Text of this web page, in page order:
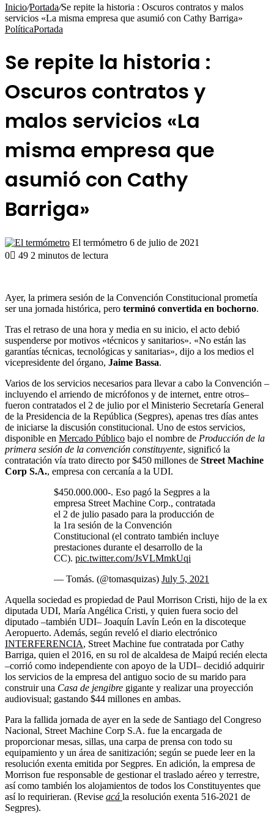
Inicio/Portada/Se repite la historia : Oscuros contratos y malos
servicios «La misma empresa que asumió con Cathy Barriga»
PolíticaPortada
Se repite la historia :
Oscuros contratos y
malos servicios «La
misma empresa que
asumió con Cathy
Barriga»
El termómetro Send
6 de julio de 2021
0
49 2 minutos de lectura
Ayer, la primera sesión de la Convención Constitucional prometía
ser una jornada histórica, pero terminó convertida en bochorno.
Tras el retraso de una hora y media en su inicio, el acto debió
suspenderse por motivos «técnicos y sanitarios». «No están las
garantías técnicas, tecnológicas y sanitarias», dijo a los medios el
vicepresidente del órgano, Jaime Bassa.
Varios de los servicios necesarios para llevar a cabo la Convención –
incluyendo el arriendo de micrófonos y de internet, entre otros–
fueron contratados el 2 de julio por el Ministerio Secretaría General
de la Presidencia de la República (Segpres), apenas tres días antes
de iniciarse la discusión constitucional. Uno de estos servicios,
disponible en Mercado Público bajo el nombre de Producción de la
primera sesión de la convención constituyente, significó la
contratación vía trato directo por $450 millones de Street Machine
Corp S.A., empresa con cercanía a la UDI.
$450.000.000-. Eso pagó la Segpres a la
empresa Street Machine Corp., contratada
el 2 de julio pasado para la producción de
la 1ra sesión de la Convención
Constitucional (el contrato también incluye
prestaciones durante el desarrollo de la
CC). pic.twitter.com/JsVLMmkUqi
— Tomás. (@tomasquizas) July 5, 2021
Aquella sociedad es propiedad de Paul Morrison Cristi, hijo de la ex
diputada UDI, María Angélica Cristi, y quien fuera socio del
diputado –también UDI– Joaquín Lavín León en la discoteque
Aeropuerto. Además, según reveló el diario electrónico
INTERFERENCIA, Street Machine fue contratada por Cathy
Barriga, quien el 2016, en su rol de alcaldesa de Maipú recién electa
–corrió como independiente con apoyo de la UDI– decidió adquirir
los servicios de la empresa del antiguo socio de su marido para
construir una Casa de jengibre gigante y realizar una proyección
audiovisual; gastando $44 millones en ambas.
Para la fallida jornada de ayer en la sede de Santiago del Congreso
Nacional, Street Machine Corp S.A. fue la encargada de
proporcionar mesas, sillas, una carpa de prensa con todo su
equipamiento y un área de sanitización; según se puede leer en la
resolución exenta emitida por Segpres. En adición, la empresa de
Morrison fue responsable de gestionar el traslado aéreo y terrestre,
así como también los alojamientos de todos los Constituyentes que
así lo requirieran. (Revise acá la resolución exenta 516-2021 de
Segpres).